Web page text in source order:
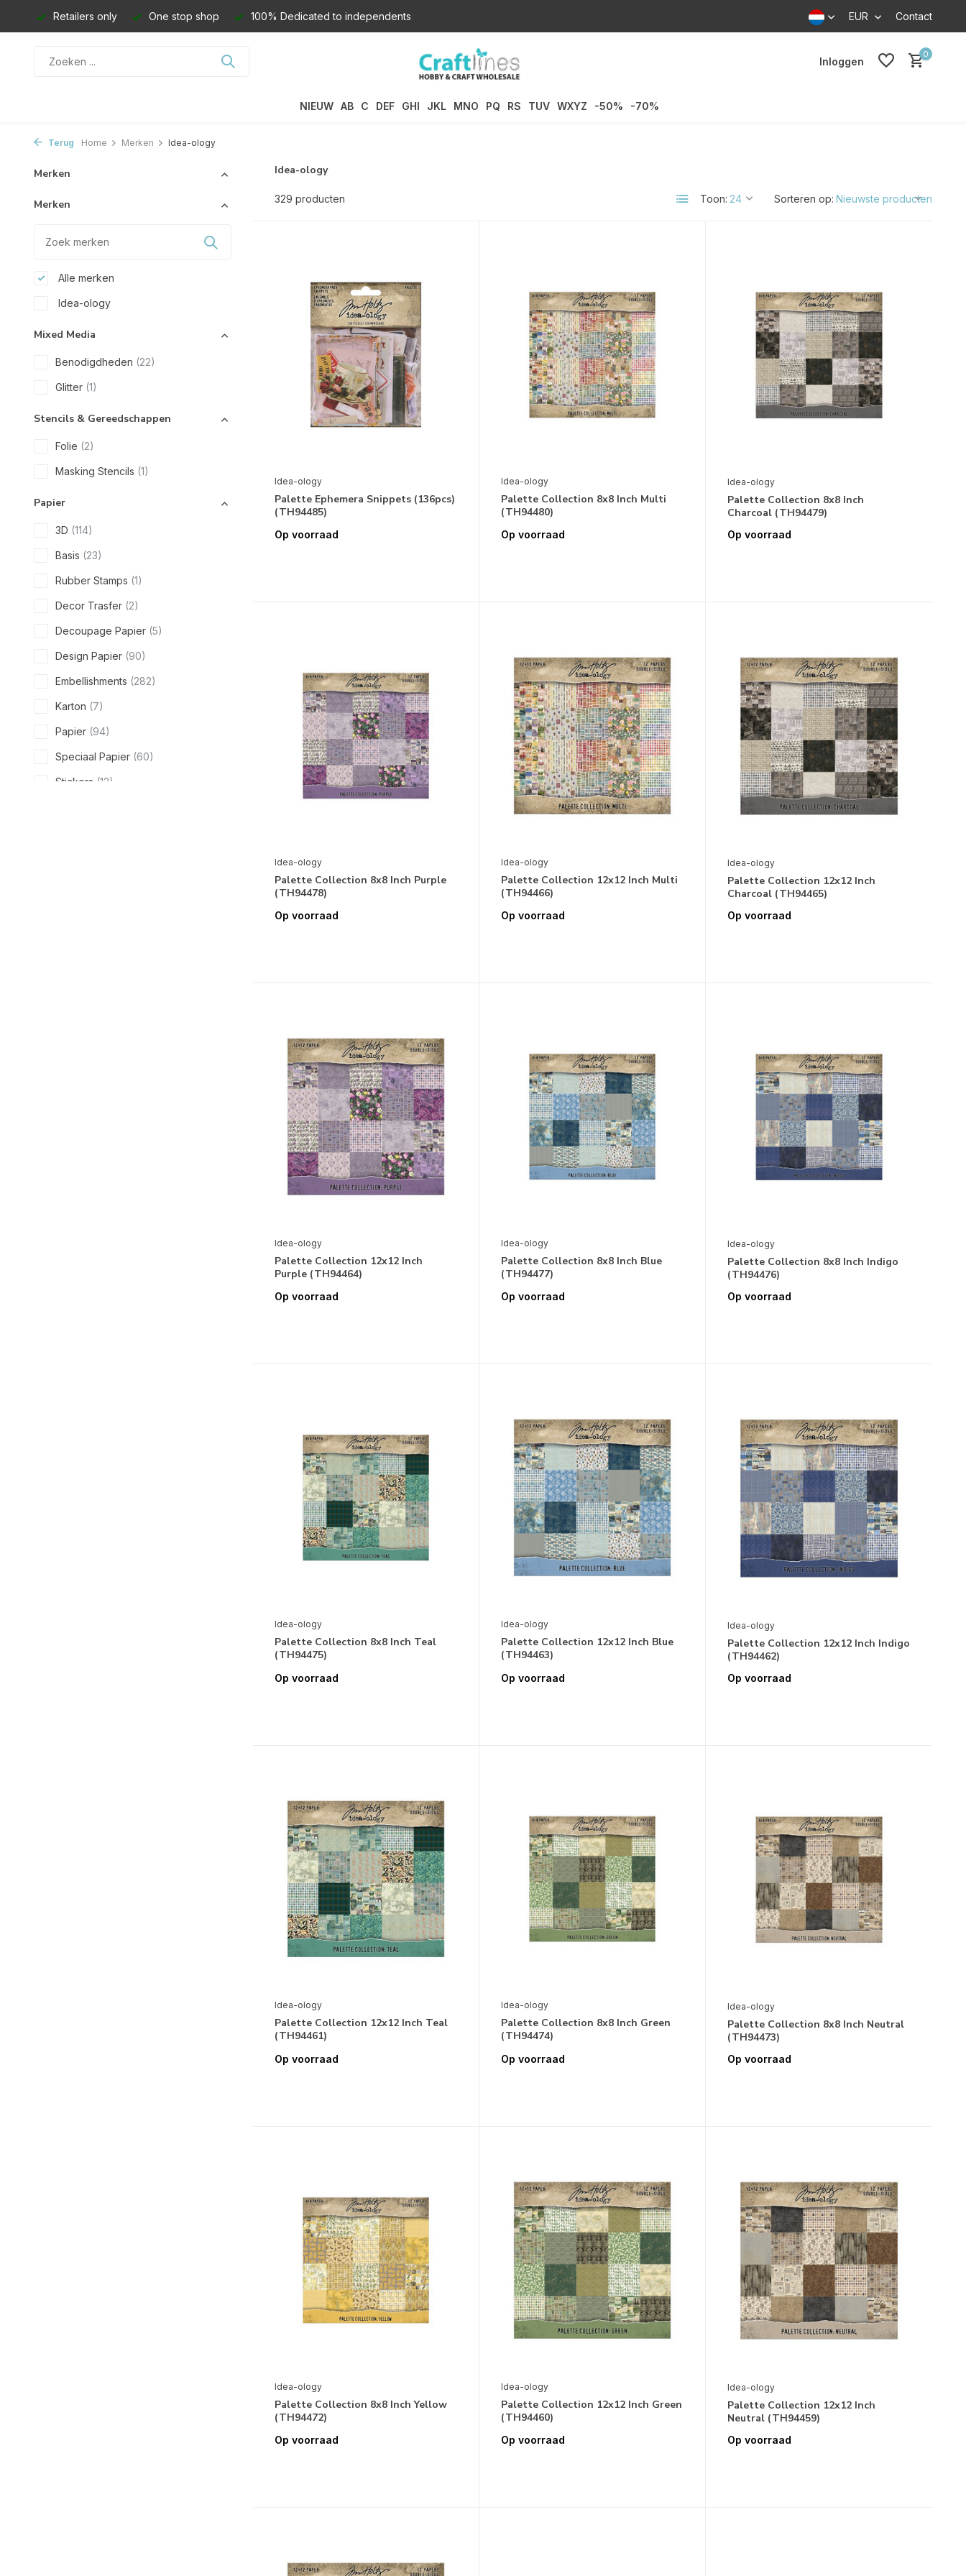
Retailers only One stop shop 100% Dedicated to independents EUR Contact
Inloggen
0
NIEUW AB C DEF GHI JKL MNO PQ RS TUV WXYZ -50% -70%
Terug Home Merken Idea-ology
Merken
Merken
Alle merken
Idea-ology
Mixed Media
Benodigdheden (22)
Glitter (1)
Stencils & Gereedschappen
Folie (2)
Masking Stencils (1)
Papier
3D (114)
Basis (23)
Rubber Stamps (1)
Decor Trasfer (2)
Decoupage Papier (5)
Design Papier (90)
Embellishments (282)
Karton (7)
Papier (94)
Speciaal Papier (60)
Stickers (12)
Idea-ology
329 producten Toon: Sorteren op:
Idea-ology
Palette Ephemera Snippets (136pcs)
(TH94485)
Op voorraad
Idea-ology
Palette Collection 8x8 Inch Multi
(TH94480)
Op voorraad
Idea-ology
Palette Collection 8x8 Inch
Charcoal (TH94479)
Op voorraad
Idea-ology
Palette Collection 8x8 Inch Purple
(TH94478)
Op voorraad
Idea-ology
Palette Collection 12x12 Inch Multi
(TH94466)
Op voorraad
Idea-ology
Palette Collection 12x12 Inch
Charcoal (TH94465)
Op voorraad
Idea-ology
Palette Collection 12x12 Inch
Purple (TH94464)
Op voorraad
Idea-ology
Palette Collection 8x8 Inch Blue
(TH94477)
Op voorraad
Idea-ology
Palette Collection 8x8 Inch Indigo
(TH94476)
Op voorraad
Idea-ology
Palette Collection 8x8 Inch Teal
(TH94475)
Op voorraad
Idea-ology
Palette Collection 12x12 Inch Blue
(TH94463)
Op voorraad
Idea-ology
Palette Collection 12x12 Inch Indigo
(TH94462)
Op voorraad
Idea-ology
Palette Collection 12x12 Inch Teal
(TH94461)
Op voorraad
Idea-ology
Palette Collection 8x8 Inch Green
(TH94474)
Op voorraad
Idea-ology
Palette Collection 8x8 Inch Neutral
(TH94473)
Op voorraad
Idea-ology
Palette Collection 8x8 Inch Yellow
(TH94472)
Op voorraad
Idea-ology
Palette Collection 12x12 Inch Green
(TH94460)
Op voorraad
Idea-ology
Palette Collection 12x12 Inch
Neutral (TH94459)
Op voorraad